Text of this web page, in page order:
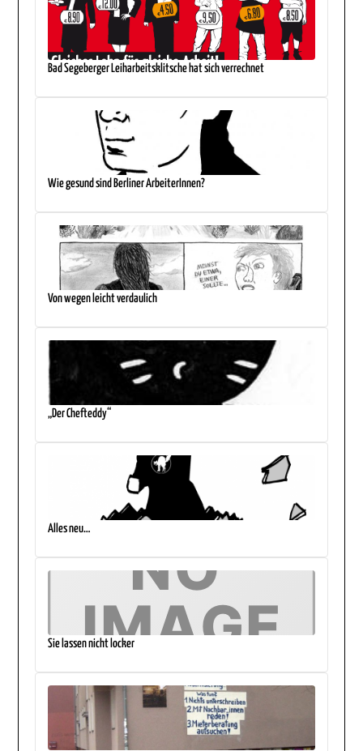
Bad Segeberger Leiharbeitsklitsche hat sich verrechnet
Wie gesund sind Berliner ArbeiterInnen?
Von wegen leicht verdaulich
„Der Chefteddy“
Alles neu…
Sie lassen nicht locker